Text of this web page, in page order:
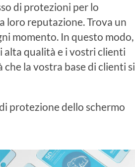
di protezioni per lo
loro reputazione. Trova un
momento. In questo modo,
alta qualità e i vostri clienti
che la vostra base di clienti si
protezione dello schermo